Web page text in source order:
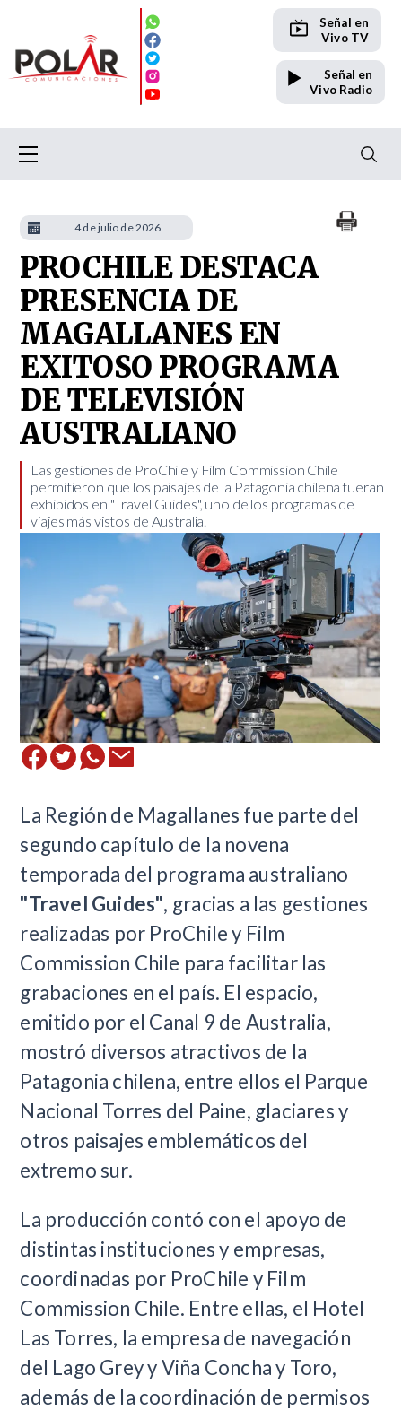
Señal en
Vivo TV
Señal en
Vivo Radio
PROCHILE DESTACA
PRESENCIA DE
MAGALLANES EN
EXITOSO PROGRAMA
DE TELEVISIÓN
AUSTRALIANO
​Las gestiones de ProChile y Film Commission Chile
permitieron que los paisajes de la Patagonia chilena fueran
exhibidos en "Travel Guides", uno de los programas de
viajes más vistos de Australia.
La Región de Magallanes fue parte del
segundo capítulo de la novena
temporada del programa australiano
"Travel Guides", gracias a las gestiones
realizadas por ProChile y Film
Commission Chile para facilitar las
grabaciones en el país. El espacio,
emitido por el Canal 9 de Australia,
mostró diversos atractivos de la
Patagonia chilena, entre ellos el Parque
Nacional Torres del Paine, glaciares y
otros paisajes emblemáticos del
extremo sur.
La producción contó con el apoyo de
distintas instituciones y empresas,
coordinadas por ProChile y Film
Commission Chile. Entre ellas, el Hotel
Las Torres, la empresa de navegación
del Lago Grey y Viña Concha y Toro,
además de la coordinación de permisos
4 de julio de 2026